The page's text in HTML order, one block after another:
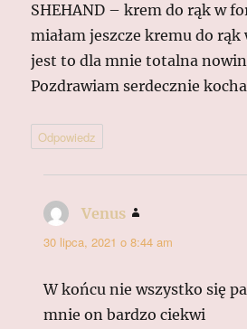
SHEHAND – krem do rąk w
miałam jeszcze kremu do
jest to dla mnie totalna
Pozdrawiam serdecznie
Odpowiedz
Venus
30 lipca, 2021 o 8:44 am
W końcu nie wszystko się
mnie on bardzo ciekwi